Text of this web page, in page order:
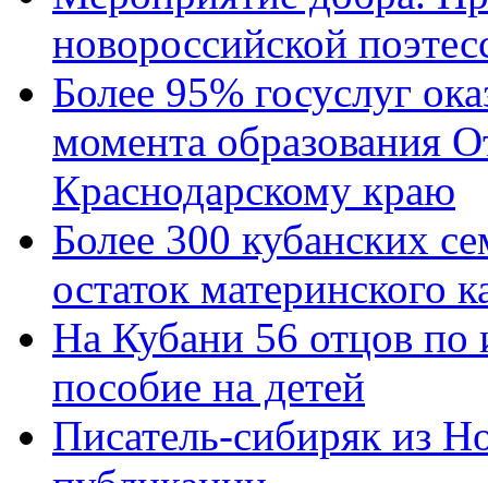
новороссийской
Более 95% госуслуг
момента образования
Краснодарскому краю
Более 300 кубанских
остаток материнского
На Кубани 56 отцов по
пособие на детей
Писатель-сибиряк из